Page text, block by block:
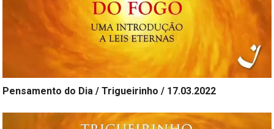
Pensamento do Dia / Trigueirinho / 17.03.2022